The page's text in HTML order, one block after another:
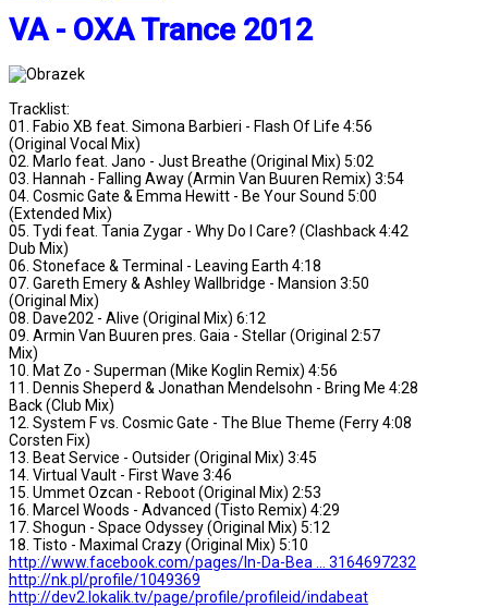
VA - OXA Trance 2012
Tracklist:
01. Fabio XB feat. Simona Barbieri - Flash Of Life 4:56
(Original Vocal Mix)
02. Marlo feat. Jano - Just Breathe (Original Mix) 5:02
03. Hannah - Falling Away (Armin Van Buuren Remix) 3:54
04. Cosmic Gate & Emma Hewitt - Be Your Sound 5:00
(Extended Mix)
05. Tydi feat. Tania Zygar - Why Do I Care? (Clashback 4:42
Dub Mix)
06. Stoneface & Terminal - Leaving Earth 4:18
07. Gareth Emery & Ashley Wallbridge - Mansion 3:50
(Original Mix)
08. Dave202 - Alive (Original Mix) 6:12
09. Armin Van Buuren pres. Gaia - Stellar (Original 2:57
Mix)
10. Mat Zo - Superman (Mike Koglin Remix) 4:56
11. Dennis Sheperd & Jonathan Mendelsohn - Bring Me 4:28
Back (Club Mix)
12. System F vs. Cosmic Gate - The Blue Theme (Ferry 4:08
Corsten Fix)
13. Beat Service - Outsider (Original Mix) 3:45
14. Virtual Vault - First Wave 3:46
15. Ummet Ozcan - Reboot (Original Mix) 2:53
16. Marcel Woods - Advanced (Tisto Remix) 4:29
17. Shogun - Space Odyssey (Original Mix) 5:12
18. Tisto - Maximal Crazy (Original Mix) 5:10
http://www.facebook.com/pages/In-Da-Bea ... 3164697232
http://nk.pl/profile/1049369
http://dev2.lokalik.tv/page/profile/profileid/indabeat